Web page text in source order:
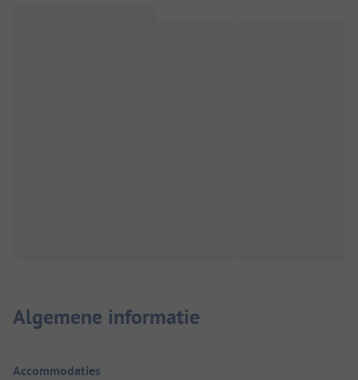
Algemene informatie
Accommodaties